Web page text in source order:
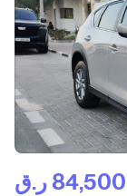
ر.ق‎ 84,500